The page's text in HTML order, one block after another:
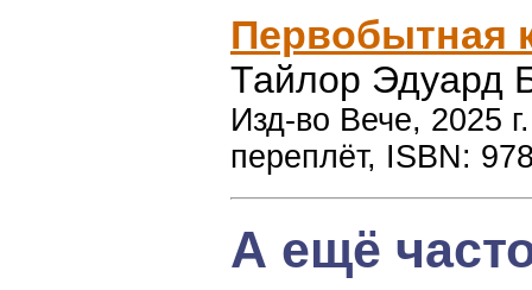
Первобытная
Тайлор Эдуард
Изд-во Вече, 2025
переплёт, ISBN:
А ещё